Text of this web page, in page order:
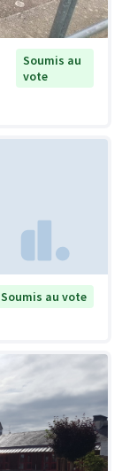
Soumis au
vote
Soumis au vote